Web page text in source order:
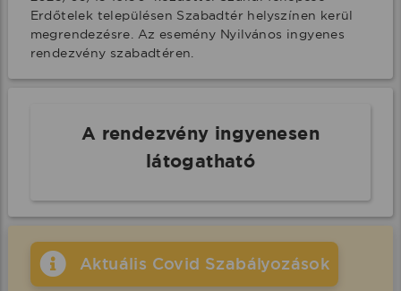
Erdőtelek településen Szabadtér helyszínen kerül
megrendezésre. Az esemény Nyilvános ingyenes
rendezvény szabadtéren.
A rendezvény ingyenesen
látogatható
Aktuális Covid Szabályozások